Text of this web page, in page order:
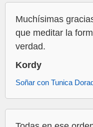
Muchísimas
que meditar la
verdad.
Kordy
Soñar con Tunica